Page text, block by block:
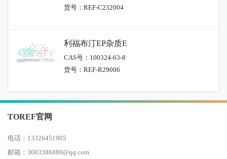
货号：REF-C232004
利福布汀EP杂质E
CAS号：100324-63-8
货号：REF-R29006
TOREF官网
电话：13326451905
邮箱：3003386889@qq.com